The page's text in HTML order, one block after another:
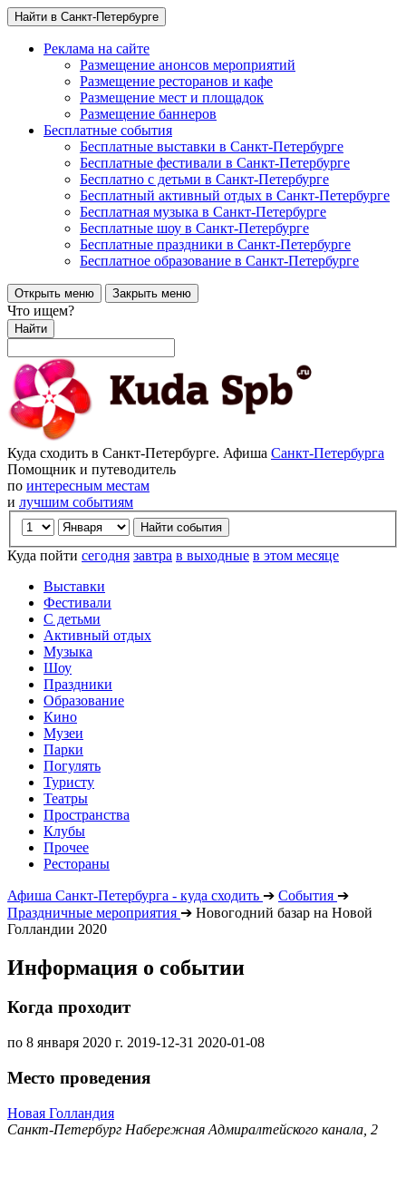
Найти в Санкт-Петербурге
Реклама на сайте
Размещение анонсов мероприятий
Размещение ресторанов и кафе
Размещение мест и площадок
Размещение баннеров
Бесплатные события
Бесплатные выставки в Санкт-Петербурге
Бесплатные фестивали в Санкт-Петербурге
Бесплатно с детьми в Санкт-Петербурге
Бесплатный активный отдых в Санкт-Петербурге
Бесплатная музыка в Санкт-Петербурге
Бесплатные шоу в Санкт-Петербурге
Бесплатные праздники в Санкт-Петербурге
Бесплатное образование в Санкт-Петербурге
Открыть меню Закрыть меню
Что ищем?
Найти
Куда сходить в Санкт-Петербурге. Афиша Санкт-Петербурга
Помощник и путеводитель
по интересным местам
и лучшим событиям
Куда пойти сегодня завтра в выходные в этом месяце
Выставки
Фестивали
С детьми
Активный отдых
Музыка
Шоу
Праздники
Образование
Кино
Музеи
Парки
Погулять
Туристу
Театры
Пространства
Клубы
Прочее
Рестораны
Афиша Санкт-Петербурга - куда сходить ➔ События ➔
Праздничные мероприятия ➔ Новогодний базар на Новой
Голландии 2020
Информация о событии
Когда проходит
по 8 января 2020 г. 2019-12-31 2020-01-08
Место проведения
Новая Голландия
Санкт-Петербург Набережная Адмиралтейского канала, 2